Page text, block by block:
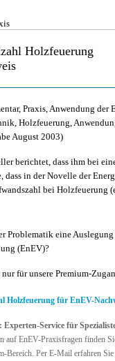
Holzfeuerung
Praxis, Anwendung der
Holzfeuerung,
August 2003)
berichtet, dass ihm bei
dass in der Novelle der
bei Holzfeuerung
Problematik eine
(EnEV)?
für unsere Premium-
Holzfeuerung für EnEV-
Service für
auf EnEV-Praxisfragen finden
Bereich. Per E-Mail erfahren Sie